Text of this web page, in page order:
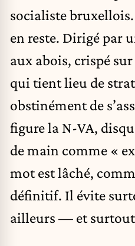
socialiste
en reste. Dirigé par
aux abois, crispé
qui tient lieu de
obstinément de
figure la N-VA,
de main comme «
mot est lâché,
définitif. Il évite
ailleurs — et surtout